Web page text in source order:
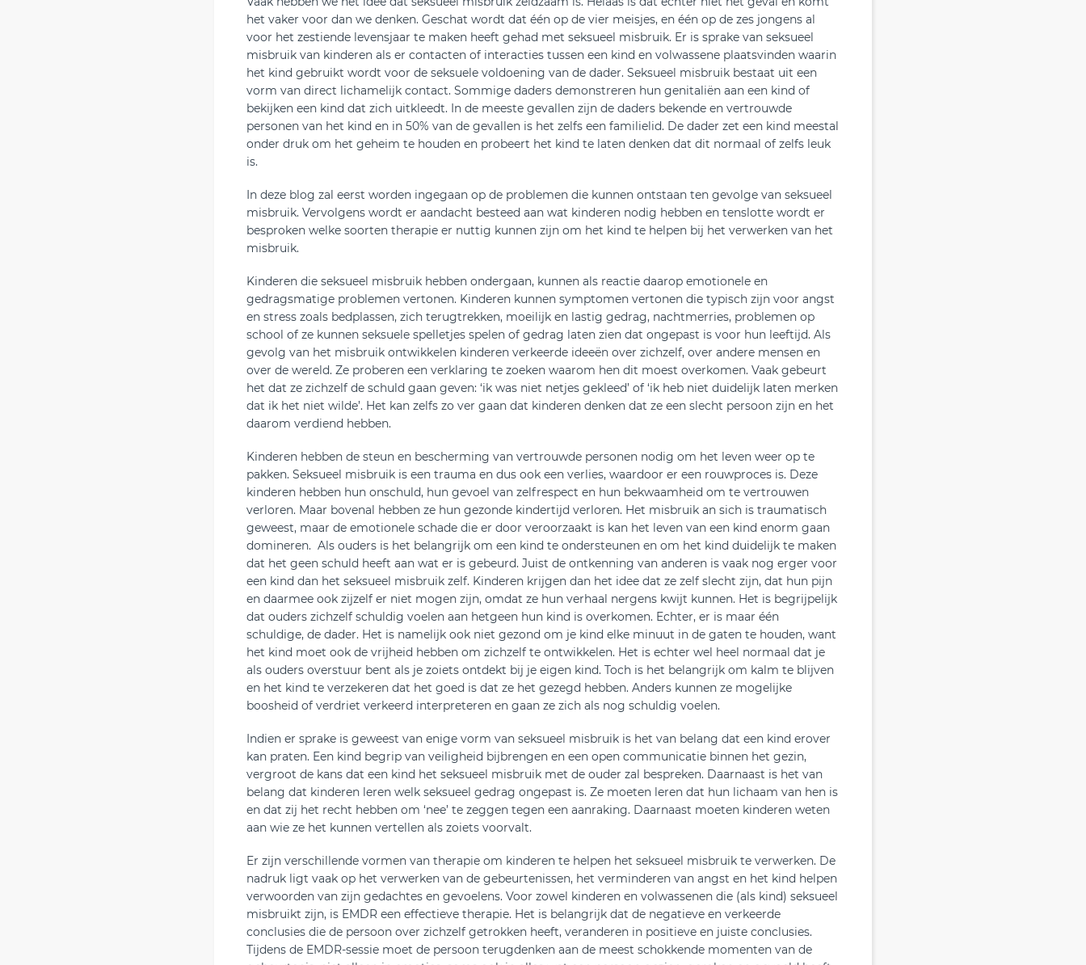
het vaker voor dan we denken. Geschat wordt dat één op de vier meisjes, en één op de zes jongens al
voor het zestiende levensjaar te maken heeft gehad met seksueel misbruik. Er is sprake van seksueel
misbruik van kinderen als er contacten of interacties tussen een kind en volwassene plaatsvinden waarin
het kind gebruikt wordt voor de seksuele voldoening van de dader. Seksueel misbruik bestaat uit een
vorm van direct lichamelijk contact. Sommige daders demonstreren hun genitaliën aan een kind of
bekijken een kind dat zich uitkleedt. In de meeste gevallen zijn de daders bekende en vertrouwde
personen van het kind en in 50% van de gevallen is het zelfs een familielid. De dader zet een kind meestal
onder druk om het geheim te houden en probeert het kind te laten denken dat dit normaal of zelfs leuk
is.
In deze blog zal eerst worden ingegaan op de problemen die kunnen ontstaan ten gevolge van seksueel
misbruik. Vervolgens wordt er aandacht besteed aan wat kinderen nodig hebben en tenslotte wordt er
besproken welke soorten therapie er nuttig kunnen zijn om het kind te helpen bij het verwerken van het
misbruik.
Kinderen die seksueel misbruik hebben ondergaan, kunnen als reactie daarop emotionele en
gedragsmatige problemen vertonen. Kinderen kunnen symptomen vertonen die typisch zijn voor angst
en stress zoals bedplassen, zich terugtrekken, moeilijk en lastig gedrag, nachtmerries, problemen op
school of ze kunnen seksuele spelletjes spelen of gedrag laten zien dat ongepast is voor hun leeftijd. Als
gevolg van het misbruik ontwikkelen kinderen verkeerde ideeën over zichzelf, over andere mensen en
over de wereld. Ze proberen een verklaring te zoeken waarom hen dit moest overkomen. Vaak gebeurt
het dat ze zichzelf de schuld gaan geven: ‘ik was niet netjes gekleed’ of ‘ik heb niet duidelijk laten merken
dat ik het niet wilde’. Het kan zelfs zo ver gaan dat kinderen denken dat ze een slecht persoon zijn en het
daarom verdiend hebben.
Kinderen hebben de steun en bescherming van vertrouwde personen nodig om het leven weer op te
pakken. Seksueel misbruik is een trauma en dus ook een verlies, waardoor er een rouwproces is. Deze
kinderen hebben hun onschuld, hun gevoel van zelfrespect en hun bekwaamheid om te vertrouwen
verloren. Maar bovenal hebben ze hun gezonde kindertijd verloren. Het misbruik an sich is traumatisch
geweest, maar de emotionele schade die er door veroorzaakt is kan het leven van een kind enorm gaan
domineren. Als ouders is het belangrijk om een kind te ondersteunen en om het kind duidelijk te maken
dat het geen schuld heeft aan wat er is gebeurd. Juist de ontkenning van anderen is vaak nog erger voor
een kind dan het seksueel misbruik zelf. Kinderen krijgen dan het idee dat ze zelf slecht zijn, dat hun pijn
en daarmee ook zijzelf er niet mogen zijn, omdat ze hun verhaal nergens kwijt kunnen. Het is begrijpelijk
dat ouders zichzelf schuldig voelen aan hetgeen hun kind is overkomen. Echter, er is maar één
schuldige, de dader. Het is namelijk ook niet gezond om je kind elke minuut in de gaten te houden, want
het kind moet ook de vrijheid hebben om zichzelf te ontwikkelen. Het is echter wel heel normaal dat je
als ouders overstuur bent als je zoiets ontdekt bij je eigen kind. Toch is het belangrijk om kalm te blijven
en het kind te verzekeren dat het goed is dat ze het gezegd hebben. Anders kunnen ze mogelijke
boosheid of verdriet verkeerd interpreteren en gaan ze zich als nog schuldig voelen.
Indien er sprake is geweest van enige vorm van seksueel misbruik is het van belang dat een kind erover
kan praten. Een kind begrip van veiligheid bijbrengen en een open communicatie binnen het gezin,
vergroot de kans dat een kind het seksueel misbruik met de ouder zal bespreken. Daarnaast is het van
belang dat kinderen leren welk seksueel gedrag ongepast is. Ze moeten leren dat hun lichaam van hen is
en dat zij het recht hebben om ‘nee’ te zeggen tegen een aanraking. Daarnaast moeten kinderen weten
aan wie ze het kunnen vertellen als zoiets voorvalt.
Er zijn verschillende vormen van therapie om kinderen te helpen het seksueel misbruik te verwerken. De
nadruk ligt vaak op het verwerken van de gebeurtenissen, het verminderen van angst en het kind helpen
verwoorden van zijn gedachtes en gevoelens. Voor zowel kinderen en volwassenen die (als kind) seksueel
misbruikt zijn, is EMDR een effectieve therapie. Het is belangrijk dat de negatieve en verkeerde
conclusies die de persoon over zichzelf getrokken heeft, veranderen in positieve en juiste conclusies.
Tijdens de EMDR-sessie moet de persoon terugdenken aan de meest schokkende momenten van de